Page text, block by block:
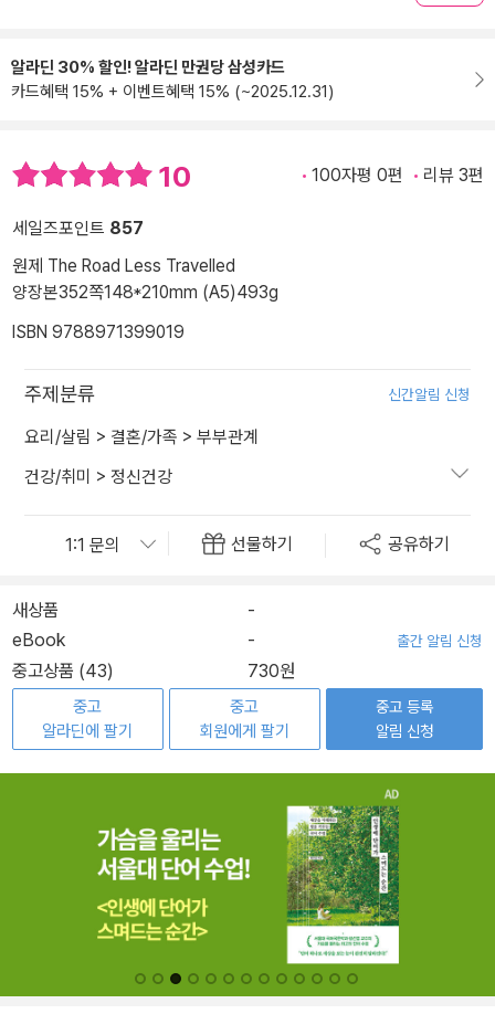
알라딘 30% 할인! 알라딘 만권당 삼성카드
카드혜택 15% + 이벤트혜택 15% (~2025.12.31)
10 100자평 0편 리뷰 3편
세일즈포인트 857
원제 The Road Less Travelled
양장본352쪽148*210mm (A5)493g
ISBN 9788971399019
주제분류 신간알림 신청
요리/살림 > 결혼/가족 > 부부관계
건강/취미 > 정신건강
선물하기 공유하기
새상품
-
eBook
- 출간 알림 신청
중고상품 (43) 730원
중고
알라딘에 팔기
중고
회원에게 팔기
중고 등록
알림 신청